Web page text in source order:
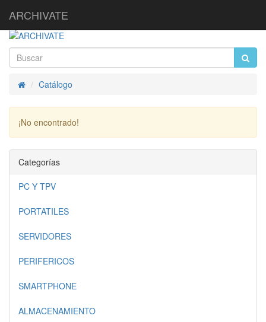
ARCHIVATE
InicioCatálogo
¡No encontrado!
Categorías
PC Y TPV
PORTATILES
SERVIDORES
PERIFERICOS
SMARTPHONE
ALMACENAMIENTO